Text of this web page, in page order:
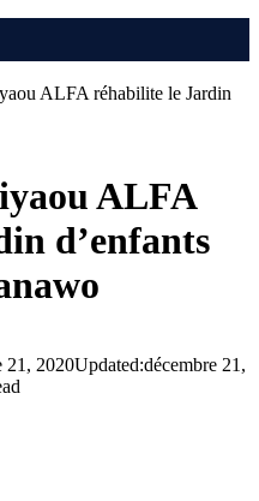
ALFA réhabilite le Jardin
ALFA
d’enfants
21, 2020Updated:décembre 21,